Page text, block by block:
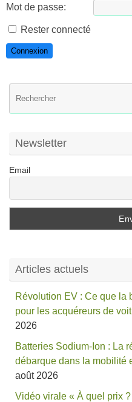
Mot de passe:
Rester connecté
Connexion
Newsletter
Email
Articles actuels
Révolution EV : Ce que la
pour les acquéreurs de
2026
Batteries Sodium-Ion : La
débarque dans la mobilité
août 2026
Vidéo virale « À quel prix